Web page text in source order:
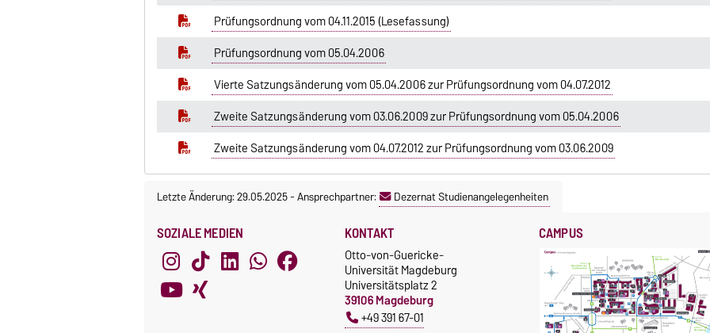
Prüfungsordnung vom 04.11.2015 (Lesefassung)
Prüfungsordnung vom 05.04.2006
Vierte Satzungsänderung vom 05.04.2006 zur Prüfungsordnung vom 04.07.2012
Zweite Satzungsänderung vom 03.06.2009 zur Prüfungsordnung vom 05.04.2006
Zweite Satzungsänderung vom 04.07.2012 zur Prüfungsordnung vom 03.06.2009
Letzte Änderung: 29.05.2025-Ansprechpartner: Dezernat Studienangelegenheiten
SOZIALE MEDIEN KONTAKT
Otto-von-Guericke-
Universität Magdeburg
Universitätsplatz 2
39106 Magdeburg
+49 391 67-01
CAMPUS